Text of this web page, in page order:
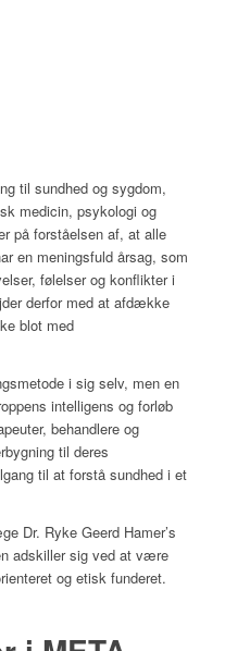
til sundhed og sygdom,
medicin, psykologi og
på forståelsen af, at alle
en meningsfuld årsag, som
følelser og konflikter i
derfor med at afdække
blot med
i sig selv, men en
intelligens og forløb
behandlere og
til deres
til at forstå sundhed i et
Dr. Ryke Geerd Hamer’s
adskiller sig ved at være
og etisk funderet.